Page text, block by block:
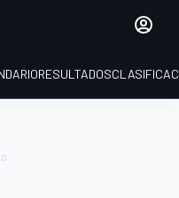
RESULTADOS